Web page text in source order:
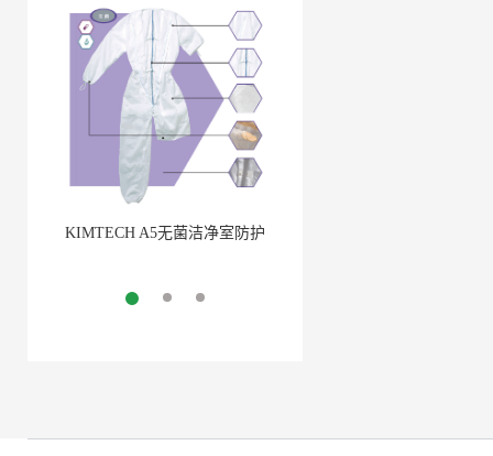
KIMTECH A5无菌洁净室防护